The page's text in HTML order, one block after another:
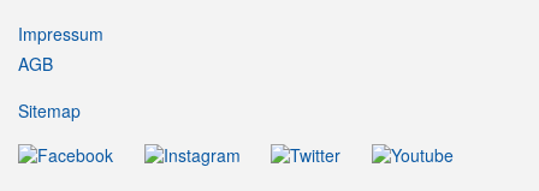
Impressum
AGB
Sitemap